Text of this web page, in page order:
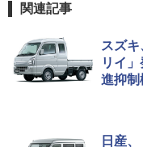
関連記事
スズ
リイ
進抑制
日産